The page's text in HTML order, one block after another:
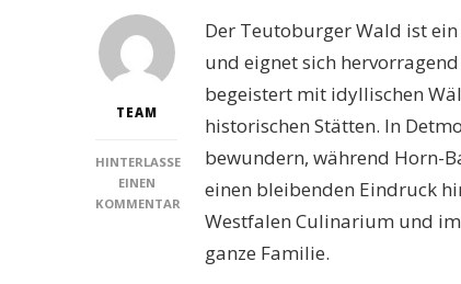
TEAM
HINTERLASSE
EINEN
KOMMENTAR
Der Teutoburger Wald ist
und eignet sich
begeistert mit idyllischen
historischen Stätten. In
bewundern, während Horn-
einen bleibenden Eindruck
Westfalen Culinarium und
ganze Familie.